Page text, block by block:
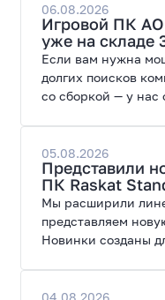
06.08.2026
Игровой ПК
уже на складе
Если вам нужна
долгих поисков
со сборкой — у нас
современных игр и
05.08.2026
Представили
ПК Raskat
Мы расширили
представляем
Новинки созданы
широкие
04.08.2026